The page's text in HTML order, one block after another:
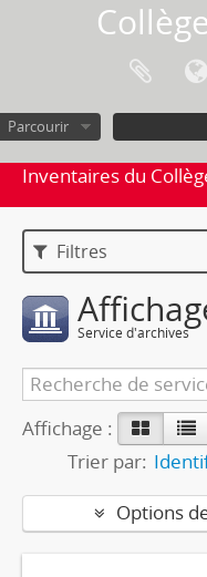
Parcourir
Inventaires du
Filtres
Service d'archives
Affichage :
Trier par:
Options